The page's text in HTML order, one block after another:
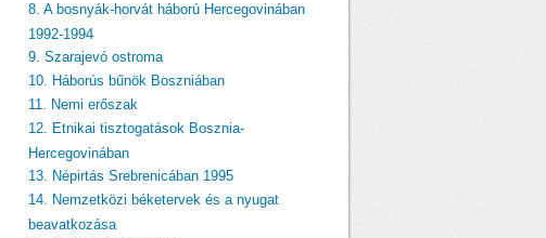
8. A bosnyák-horvát háború Hercegovinában
1992-1994
9. Szarajevó ostroma
10. Háborús bűnök Boszniában
11. Nemi erőszak
12. Etnikai tisztogatások Bosznia-
Hercegovinában
13. Népirtás Srebrenicában 1995
14. Nemzetközi béketervek és a nyugat
beavatkozása